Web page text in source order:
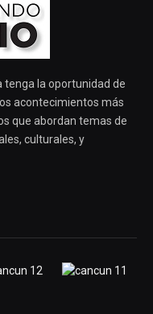
tenga la oportunidad de
acontecimientos más
que abordan temas de
culturales, y